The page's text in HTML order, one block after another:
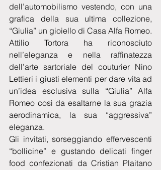
dell’automobilismo vestendo, con una
grafica della sua ultima collezione,
“Giulia” un gioiello di Casa Alfa Romeo.
Attilio Tortora ha riconosciuto
nell’eleganza e nella raffinatezza
dell’arte sartoriale del couturier Nino
Lettieri i giusti elementi per dare vita ad
un’idea esclusiva sulla “Giulia” Alfa
Romeo così da esaltarne la sua grazia
aerodinamica, la sua “aggressiva”
eleganza.
Gli invitati, sorseggiando effervescenti
“bollicine” e gustando delicati finger
food confezionati da Cristian Plaitano